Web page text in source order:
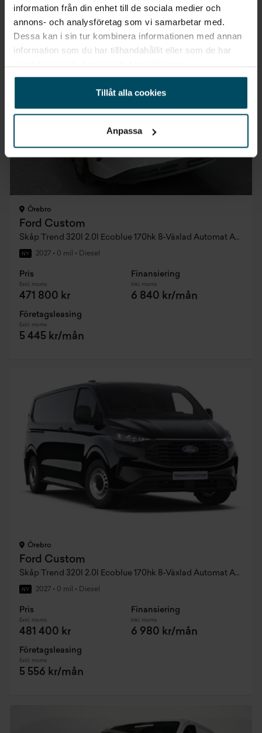
information från din enhet till de sociala medier och
annons- och analysföretag som vi samarbetar med.
Dessa kan i sin tur kombinera informationen med annan
information som du har tillhandahållit eller som de har
Tillåt alla cookies
Anpassa
Örebro
Ford Custom
Skåp Trend 320l 2.0l Ecoblue 170hk 8-Växlad Automat AWD Diesel
NY 2027 • 0 mil • Diesel
Pris
Exkl. moms
471 800 kr
Finansiering
Inkl. moms
6 840 kr/mån
Företagsleasing
Exkl. moms
5 445 kr/mån
Örebro
Ford Custom
Skåp Trend 320l 2.0l Ecoblue 170hk 8-Växlad Automat AWD Diesel
NY 2027 • 0 mil • Diesel
Pris
Exkl. moms
481 400 kr
Finansiering
Inkl. moms
6 980 kr/mån
Företagsleasing
Exkl. moms
5 556 kr/mån